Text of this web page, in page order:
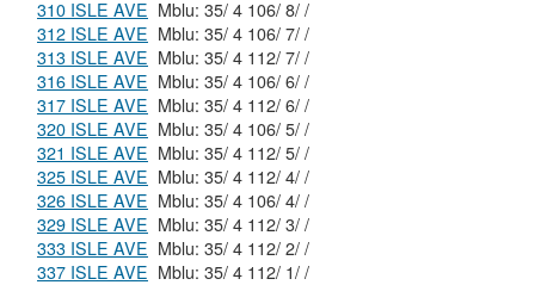
310 ISLE AVE
Mblu: 35/ 4 106/ 8/ /
312 ISLE AVE
Mblu: 35/ 4 106/ 7/ /
313 ISLE AVE
Mblu: 35/ 4 112/ 7/ /
316 ISLE AVE
Mblu: 35/ 4 106/ 6/ /
317 ISLE AVE
Mblu: 35/ 4 112/ 6/ /
320 ISLE AVE
Mblu: 35/ 4 106/ 5/ /
321 ISLE AVE
Mblu: 35/ 4 112/ 5/ /
325 ISLE AVE
Mblu: 35/ 4 112/ 4/ /
326 ISLE AVE
Mblu: 35/ 4 106/ 4/ /
329 ISLE AVE
Mblu: 35/ 4 112/ 3/ /
333 ISLE AVE
Mblu: 35/ 4 112/ 2/ /
337 ISLE AVE
Mblu: 35/ 4 112/ 1/ /